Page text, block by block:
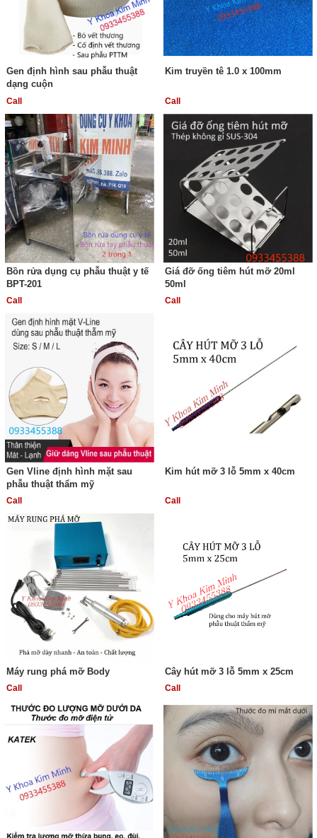
Gen định hình sau phẫu thuật
dạng cuộn
Call
Kim truyền tê 1.0 x 100mm
Call
Bồn rửa dụng cụ phẫu thuật y tế
BPT-201
Call
Giá đỡ ống tiêm hút mỡ 20ml
50ml
Call
Gen Vline định hình mặt sau
phẫu thuật thẩm mỹ
Call
Kim hút mỡ 3 lỗ 5mm x 40cm
Call
Máy rung phá mỡ Body
Call
Cây hút mỡ 3 lỗ 5mm x 25cm
Call